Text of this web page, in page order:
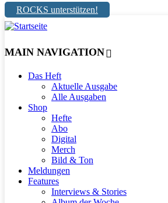
ROCKS unterstützen!
MAIN NAVIGATION
Das Heft
Aktuelle Ausgabe
Alle Ausgaben
Shop
Hefte
Abo
Digital
Merch
Bild & Ton
Meldungen
Features
Interviews & Stories